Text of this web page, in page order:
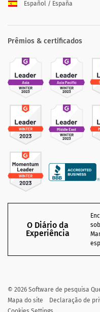
Español / España
Prêmios & certificados
O Diário da
Experiência
© 2026 Software de pesquisa
Mapa do site
Declaração de